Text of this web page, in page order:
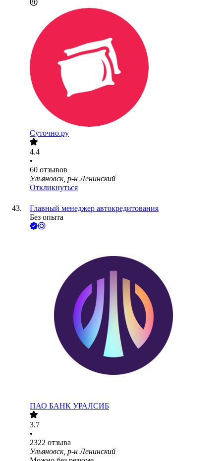
Суточно.ру
4.4
•
60 отзывов
Ульяновск, р-н Ленинский
Откликнуться
Главный менеджер автокредитования
Без опыта
ПАО БАНК УРАЛСИБ
3.7
•
2322 отзыва
Ульяновск, р-н Ленинский